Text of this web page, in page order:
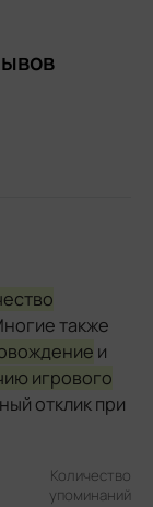
также
и
игрового
отклик при
Количество
упоминаний